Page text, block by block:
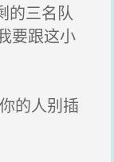
的三名队
要跟这小
的人别插